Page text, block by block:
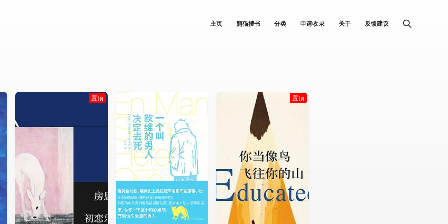
主页 熊猫搜书 分类 申请收录 关于 反馈建议
置顶 置顶